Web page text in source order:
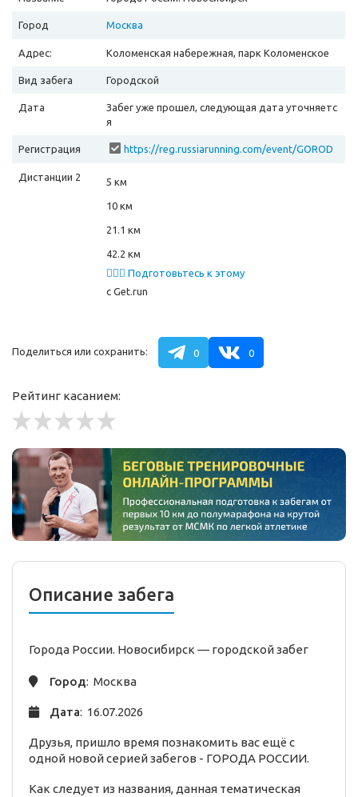
Город Москва
Адрес: Коломенская набережная, парк Коломенское
Вид забега Городской
Дата
Забег уже прошел, следующая дата уточняетс
я
Регистрация
https://reg.russiarunning.com/event/GOROD
Дистанции 2
5 км
10 км
21.1 км
42.2 км
🏃🏻‍♂️ Подготовьтесь к этому
забегу
с Get.run
Поделиться или сохранить: 0 0
Рейтинг касанием:
Описание забега
Города России. Новосибирск — городскойзабег
Город: Москва
Дата: 16.07.2026
Друзья, пришло время познакомить вас ещё с
одной новой серией забегов - ГОРОДА РОССИИ.
Как следует из названия, данная тематическая